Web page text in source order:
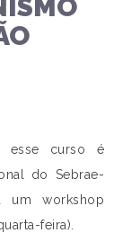
esse curso é
do Sebrae-
um workshop
feira).